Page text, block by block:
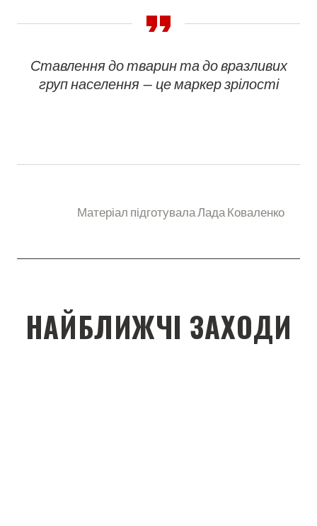
Ставлення до тварин та до вразливих
груп населення — це маркер зрілості
Матеріал підготувала Лада Коваленко
НАЙБЛИЖЧІ ЗАХОДИ